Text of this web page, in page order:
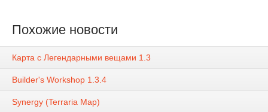
Похожие новости
Карта с Легендарными вещами 1.3
Builder's Workshop 1.3.4
Synergy (Terraria Map)